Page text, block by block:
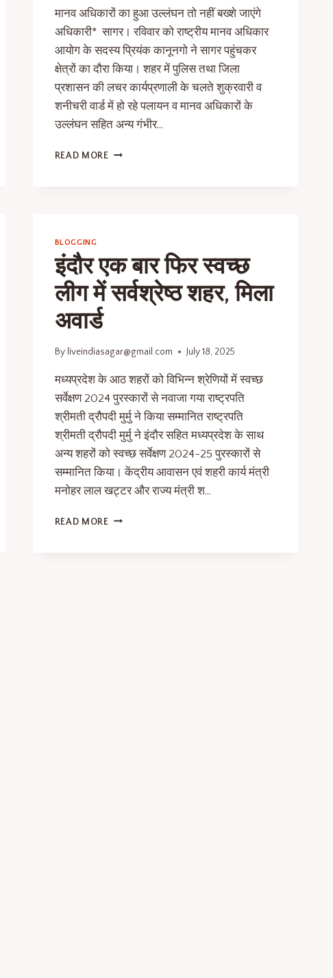
मानव अधिकारों का हुआ उल्लंघन तो नहीं बख्शे जाएंगे
अधिकारी* सागर। रविवार को राष्ट्रीय मानव अधिकार
आयोग के सदस्य प्रियंक कानूनगो ने सागर पहुंचकर
क्षेत्रों का दौरा किया। शहर में पुलिस तथा जिला
प्रशासन की लचर कार्यप्रणाली के चलते शुक्रवारी व
शनीचरी वार्ड में हो रहे पलायन व मानव अधिकारों के
उल्लंघन सहित अन्य गंभीर…
READ MORE
BLOGGING
इंदौर एक बार फिर स्वच्छ
लीग में सर्वश्रेष्ठ शहर, मिला
अवार्ड
By liveindiasagar@gmail.com July 18, 2025
मध्यप्रदेश के आठ शहरों को विभिन्न श्रेणियों में स्वच्छ
सर्वेक्षण 2024 पुरस्कारों से नवाजा गया राष्ट्रपति
श्रीमती द्रौपदी मुर्मु ने किया सम्मानित राष्ट्रपति
श्रीमती द्रौपदी मुर्मु ने इंदौर सहित मध्यप्रदेश के साथ
अन्य शहरों को स्वच्छ सर्वेक्षण 2024-25 पुरस्कारों से
सम्मानित किया। केंद्रीय आवासन एवं शहरी कार्य मंत्री
मनोहर लाल खट्टर और राज्य मंत्री श…
READ MORE